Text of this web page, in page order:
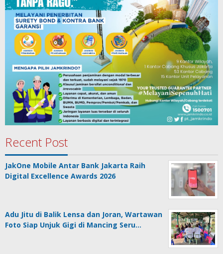
Recent Post
JakOne Mobile Antar Bank Jakarta Raih
Digital Excellence Awards 2026
Adu Jitu di Balik Lensa dan Joran, Wartawan
Foto Siap Unjuk Gigi di Mancing Seru…